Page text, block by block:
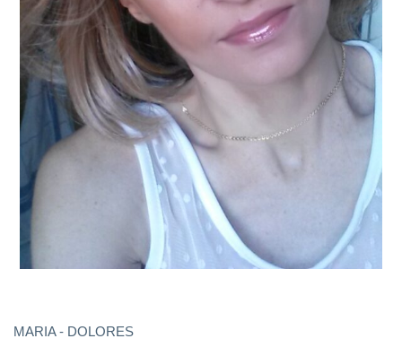
MARIA - DOLORES